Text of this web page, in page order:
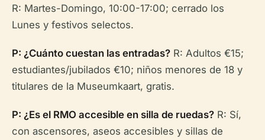
R: Martes-Domingo, 10:00-17:00; cerrado los
Lunes y festivos selectos.
P: ¿Cuánto cuestan las entradas? R: Adultos €15;
estudiantes/jubilados €10; niños menores de 18 y
titulares de la Museumkaart, gratis.
P: ¿Es el RMO accesible en silla de ruedas? R: Sí,
con ascensores, aseos accesibles y sillas de